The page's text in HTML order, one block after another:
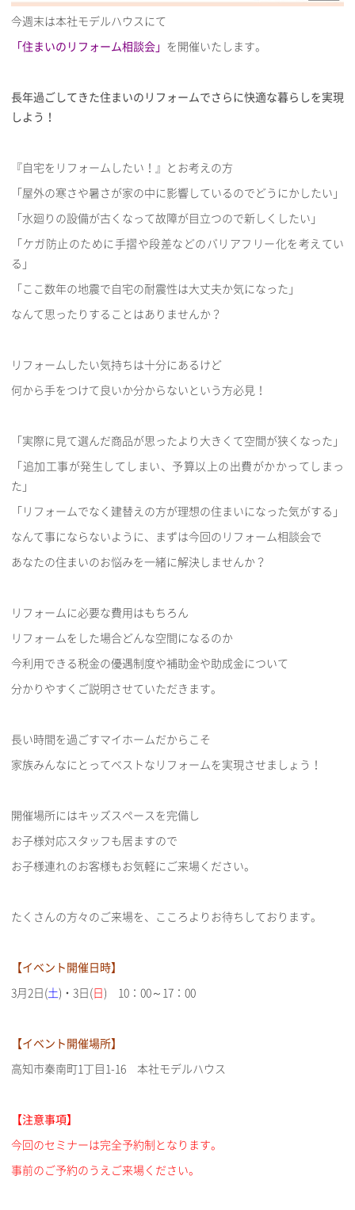
今週末は本社モデルハウスにて
「住まいのリフォーム相談会」 を開催いたします。
長年過ごしてきた住まいのリフォームでさらに快適な暮らしを実現
しよう！
『自宅をリフォームしたい！』とお考えの方
「屋外の寒さや暑さが家の中に影響しているのでどうにかしたい」
「水廻りの設備が古くなって故障が目立つので新しくしたい」
「ケガ防止のために手摺や段差などのバリアフリー化を考えてい
る」
「ここ数年の地震で自宅の耐震性は大丈夫か気になった」
なんて思ったりすることはありませんか？
リフォームしたい気持ちは十分にあるけど
何から手をつけて良いか分からないという方必見！
「実際に見て選んだ商品が思ったより大きくて空間が狭くなった」
「追加工事が発生してしまい、予算以上の出費がかかってしまっ
た」
「リフォームでなく建替えの方が理想の住まいになった気がする」
なんて事にならないように、まずは今回のリフォーム相談会で
あなたの住まいのお悩みを一緒に解決しませんか？
リフォームに必要な費用はもちろん
リフォームをした場合どんな空間になるのか
今利用できる税金の優遇制度や補助金や助成金について
分かりやすくご説明させていただきます。
長い時間を過ごすマイホームだからこそ
家族みんなにとってベストなリフォームを実現させましょう！
開催場所にはキッズスペースを完備し
お子様対応スタッフも居ますので
お子様連れのお客様もお気軽にご来場ください。
たくさんの方々のご来場を、こころよりお待ちしております。
【イベント開催日時】
3月2日(土)・3日( 日 ) 10：00～17：00
【イベント開催場所】
高知市秦南町1丁目1-16 本社モデルハウス
【注意事項】
今回のセミナーは完全予約制となります。
事前のご予約のうえご来場ください。